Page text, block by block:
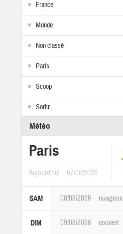
France
Monde
Non classé
Paris
Scoop
Sortir
Météo
Paris
Aujourd'hui 07/08/2026
SAM 08/08/2026 nuageux
DIM 09/08/2026 couvert